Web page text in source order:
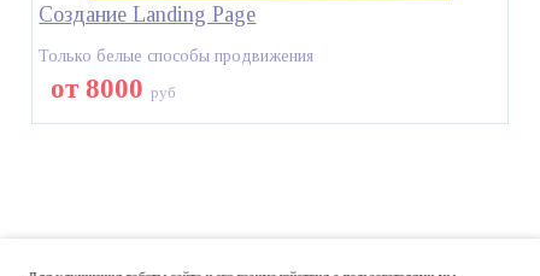
Создание Landing Page
Только белые способы продвижения
от 8000руб